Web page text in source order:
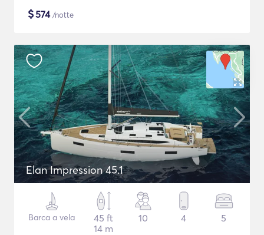
$574/notte
Elan Impression 45.1
Barca a vela
45 ft
14 m
10 4 5